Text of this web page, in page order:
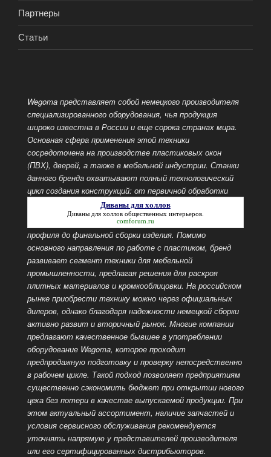
Партнеры
Статьи
Wegoma представляет собой немецкого производителя
специализированного оборудования, чья продукция
широко известна в России и еще сорока странах мира.
Основная сфера применения этой техники
сосредоточена на производстве пластиковых окон
(ПВХ), дверей, а также в мебельной индустрии. Станки
данного бренда охватывают полный технологический
цикл создания конструкций: от первичной обработки
Диваны для холлов
Диваны для холловобщественных интерьеров.
comforum.ru
профиля до финальной сборки изделия. Помимо
основного направления по работе с пластиком, бренд
развивает сегмент техники для мебельной
промышленности, предлагая решения для раскроя
плитных материалов и кромкооблицовки. На российском
рынке приобрести технику можно через официальных
дилеров, однако благодаря надежности немецкой сборки
активно развит и вторичный рынок. Многие компании
предлагают качественное бывшее в употреблении
оборудование Wegoma, которое проходит
предпродажную подготовку и проверку непосредственно
в рабочем цикле. Такой подход позволяет предприятиям
существенно сэкономить бюджет при открытии нового
цеха без потери в качестве выпускаемой продукции. При
этом актуальный ассортимент, наличие запчастей и
условия сервисного обслуживания рекомендуется
уточнять напрямую у представителей производителя
или его сертифицированных дистрибьюторов.